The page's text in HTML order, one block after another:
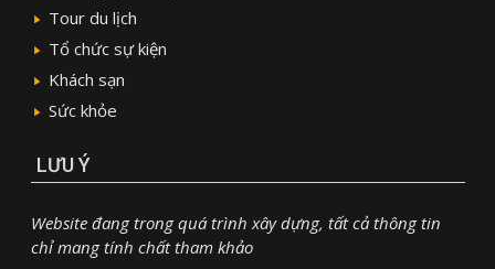
Tour du lịch
Tổ chức sự kiện
Khách sạn
Sức khỏe
LƯU Ý
Website đang trong quá trình xây dựng, tất cả thông tin
chỉ mang tính chất tham khảo